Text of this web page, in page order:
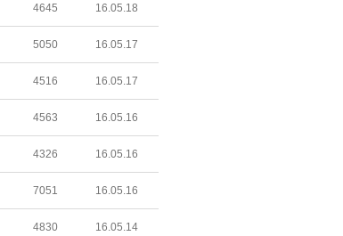
4645 16.05.18
5050 16.05.17
4516 16.05.17
4563 16.05.16
4326 16.05.16
7051 16.05.16
4830 16.05.14